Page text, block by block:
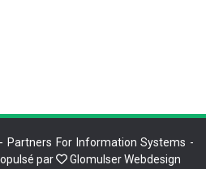
Partners For Information Systems -
par Glomulser Webdesign